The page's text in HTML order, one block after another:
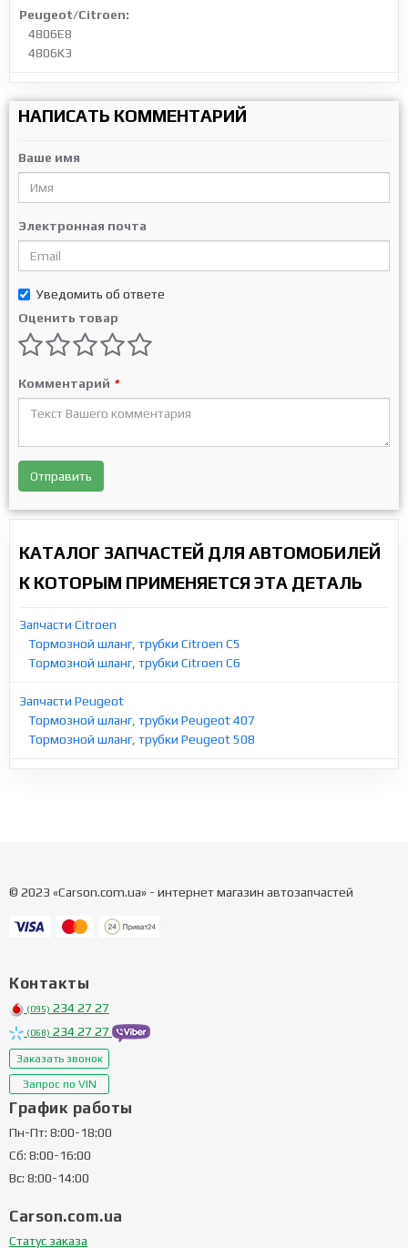
Peugeot/Citroen:
4806E8
4806K3
НАПИСАТЬ КОММЕНТАРИЙ
Ваше имя
Электронная почта
Уведомить об ответе
Оценить товар
Комментарий *
Отправить
КАТАЛОГ ЗАПЧАСТЕЙ ДЛЯ АВТОМОБИЛЕЙ
К КОТОРЫМ ПРИМЕНЯЕТСЯ ЭТА ДЕТАЛЬ
Запчасти Citroen
Тормозной шланг, трубки Citroen C5
Тормозной шланг, трубки Citroen C6
Запчасти Peugeot
Тормозной шланг, трубки Peugeot 407
Тормозной шланг, трубки Peugeot 508
© 2023 «Carson.com.ua» - интернет магазин автозапчастей
Контакты
(095) 234 27 27
(068) 234 27 27
Заказать звонок
Запрос по VIN
График работы
Пн-Пт: 8:00-18:00
Сб: 8:00-16:00
Вс: 8:00-14:00
Carson.com.ua
Статус заказа